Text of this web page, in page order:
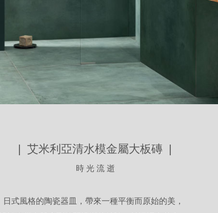
| 艾米利亞清水模金屬大板磚 |
時 光 流 逝
日式風格的陶瓷器皿，帶來一種平衡而原始的美，